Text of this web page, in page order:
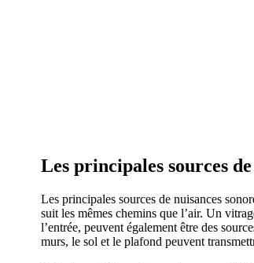
Les principales sources
Les principales sources de nuisances
suit les mêmes chemins que l’air. Un
l’entrée, peuvent également être des
murs, le sol et le plafond peuvent